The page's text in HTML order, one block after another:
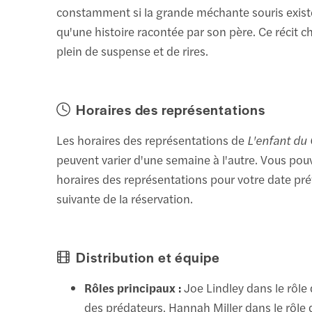
constamment si la grande méchante souris
qu'une histoire racontée par son père. Ce récit
plein de suspense et de rires.
Horaires des représentations
Les horaires des représentations de L'enfant du
peuvent varier d'une semaine à l'autre. Vous
horaires des représentations pour votre date
suivante de la réservation.
Distribution et équipe
Rôles principaux :Joe Lindley dans le
des prédateurs, Hannah Miller dans le rôle